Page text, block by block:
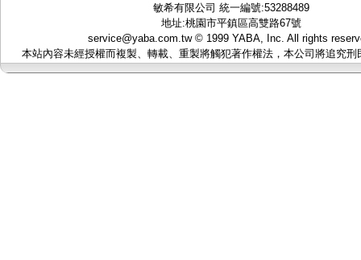
敏希有限公司 統一編號:53288489
地址:桃園市平鎮區高雙路67號
service@yaba.com.tw© 1999 YABA, Inc. All rights
本站內容未經授權而複製、轉載、重製將觸犯著作權法，本公司將追究刑